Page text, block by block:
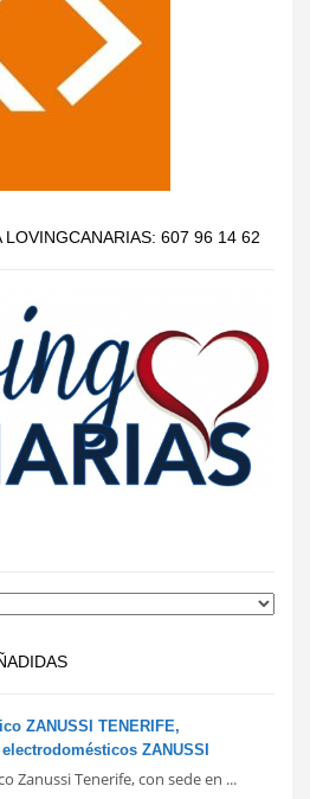
LOVINGCANARIAS: 607 96 14 62
ZANUSSI TENERIFE,
ZANUSSI
Zanussi Tenerife, con sede en ...